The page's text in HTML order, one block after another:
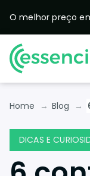
O melhor preço
Home Blog
DICAS E